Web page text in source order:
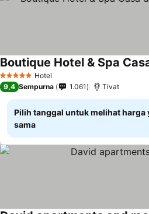
5 Bintang Hotel
Lihat harga
9,4 Sempurna 1.061 Tivat
Pilih tanggal untuk melihat harga
sama